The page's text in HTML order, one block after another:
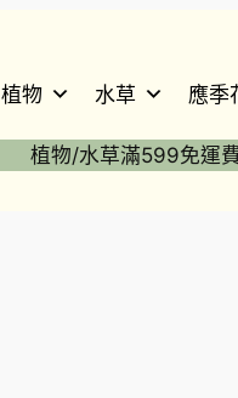
植物 水草 應季
植物/水草滿599免運